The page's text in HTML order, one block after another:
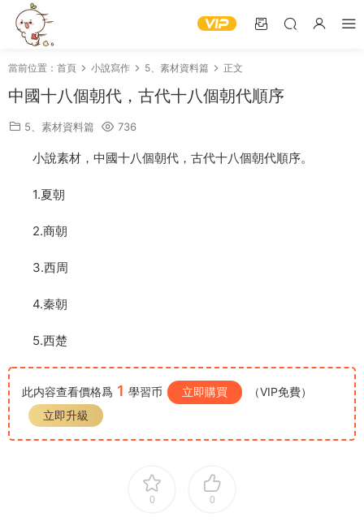
當前位置： 首頁 小說寫作 5、素材資料篇 正文
中國十八個朝代，古代十八個朝代順序
5、素材資料篇 736
小說素材，中國十八個朝代，古代十八個朝代順序。
1.夏朝
2.商朝
3.西周
4.秦朝
5.西楚
此内容查看價格爲 1 學習币 立即購買
（VIP免費）
立即升級
0 0